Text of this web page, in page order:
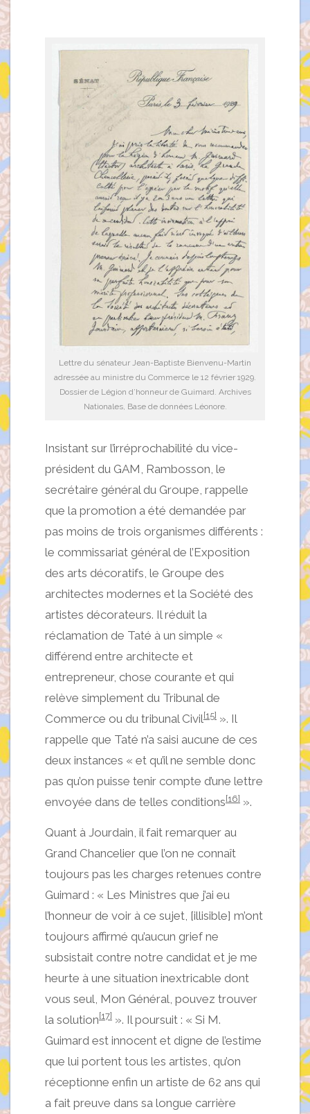
Lettre du sénateur Jean-Baptiste Bienvenu-Martin
adressée au ministre du Commerce le 12 février 1929.
Dossier de Légion d’honneur de Guimard. Archives
Nationales, Base de données Léonore.
Insistant sur l’irréprochabilité du vice-
président du GAM, Rambosson, le
secrétaire général du Groupe, rappelle
que la promotion a été demandée par
pas moins de trois organismes différents :
le commissariat général de l’Exposition
des arts décoratifs, le Groupe des
architectes modernes et la Société des
artistes décorateurs. Il réduit la
réclamation de Taté à un simple «
différend entre architecte et
entrepreneur, chose courante et qui
relève simplement du Tribunal de
Commerce ou du tribunal Civil[15] ». Il
rappelle que Taté n’a saisi aucune de ces
deux instances « et qu’il ne semble donc
pas qu’on puisse tenir compte d’une lettre
envoyée dans de telles conditions[16] ».
Quant à Jourdain, il fait remarquer au
Grand Chancelier que l’on ne connaît
toujours pas les charges retenues contre
Guimard : « Les Ministres que j’ai eu
l’honneur de voir à ce sujet, [illisible] m’ont
toujours affirmé qu’aucun grief ne
subsistait contre notre candidat et je me
heurte à une situation inextricable dont
vous seul, Mon Général, pouvez trouver
la solution [17] ». Il poursuit : « Si M.
Guimard est innocent et digne de l’estime
que lui portent tous les artistes, qu’on
réceptionne enfin un artiste de 62 ans qui
a fait preuve dans sa longue carrière